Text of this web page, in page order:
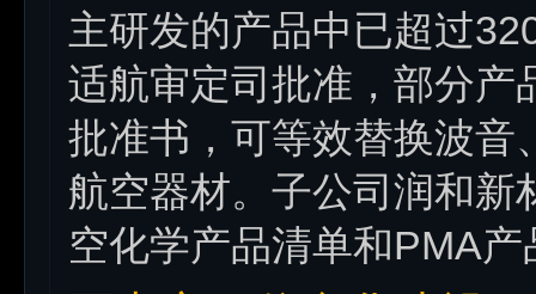
主研发的产品中已超过
适航审定司批准，部分产
批准书，可等效替换波音
航空器材。子公司润和新
空化学产品清单和PMA